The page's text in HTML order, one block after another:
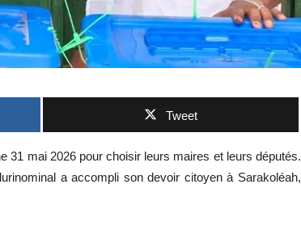
Tweet
31 mai 2026 pour choisir leurs maires et leurs députés.
a accompli son devoir citoyen à Sarakoléah,